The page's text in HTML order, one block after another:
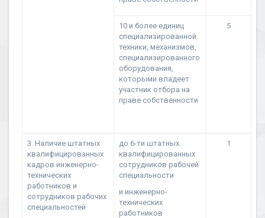
10 и более единиц
специализированной
техники, механизмов,
специализированного
оборудования,
которыми владеет
участник отбора на
праве собственности
5
3. Наличие штатных
квалифицированных
кадров инженерно-
технических
работников и
сотрудников рабочих
специальностей
до 6-ти штатных
квалифицированных
сотрудников рабочей
специальности
и инженерно-
технических
работников
1